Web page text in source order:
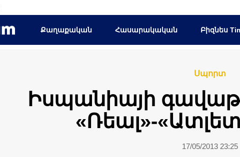
Քաղաքական Հասարակական Բիզնես
Սպորտ
Իսպանիայի
«Ռեալ»-
17/05/2013 23:25